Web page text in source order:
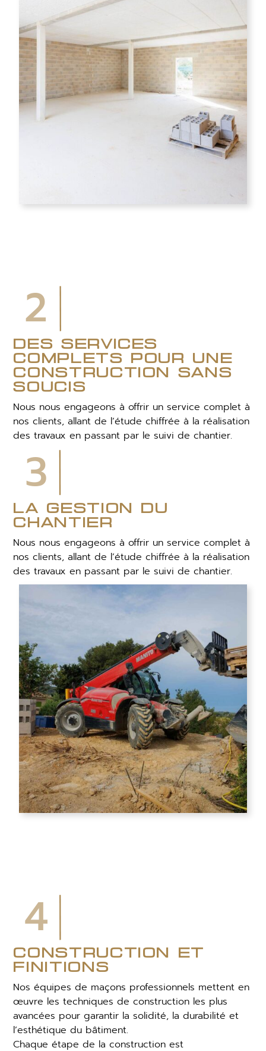
2
des services
complets pour une
construction sans
soucis
Nous nous engageons à offrir un service complet à
nos clients, allant de l’étude chiffrée à la réalisation
des travaux en passant par le suivi de chantier.
3
la gestion du
chantier
Nous nous engageons à offrir un service complet à
nos clients, allant de l’étude chiffrée à la réalisation
des travaux en passant par le suivi de chantier.
4
construction et
finitions
Nos équipes de maçons professionnels mettent en
œuvre les techniques de construction les plus
avancées pour garantir la solidité, la durabilité et
l’esthétique du bâtiment.
Chaque étape de la construction est